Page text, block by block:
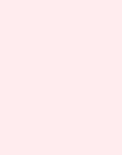
analiza
klubu